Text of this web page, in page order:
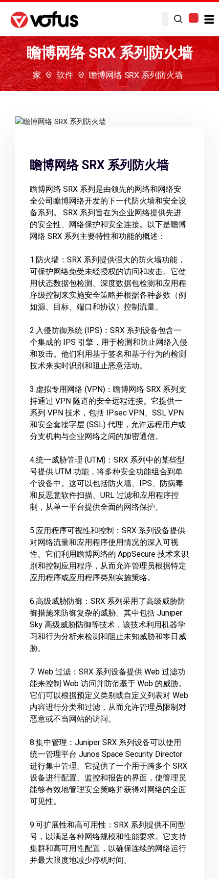
瞻博网络 SRX 系列防火墙
家 软件 瞻博网络 SRX 系列防火墙
瞻博网络 SRX 系列防火墙
瞻博网络 SRX 系列是由领先的网络和网络安
全公司瞻博网络开发的下一代防火墙和安全设
备系列。 SRX 系列旨在为企业网络提供先进
的安全性、网络保护和安全连接。以下是瞻博
网络 SRX 系列主要特性和功能的概述：
1.防火墙：SRX 系列提供强大的防火墙功能，
可保护网络免受未经授权的访问和攻击。它使
用状态数据包检测、深度数据包检测和应用程
序级控制来实施安全策略并根据各种参数（例
如源、目标、端口和协议）控制流量。
2.入侵防御系统 (IPS)：SRX 系列设备包含一
个集成的 IPS 引擎，用于检测和防止网络入侵
和攻击。他们利用基于签名和基于行为的检测
技术来实时识别和阻止恶意活动。
3.虚拟专用网络 (VPN)：瞻博网络 SRX 系列支
持通过 VPN 隧道的安全远程连接。它提供一
系列 VPN 技术，包括 IPsec VPN、SSL VPN
和安全套接字层 (SSL) 代理，允许远程用户或
分支机构与企业网络之间的加密通信。
4.统一威胁管理 (UTM)：SRX 系列中的某些型
号提供 UTM 功能，将多种安全功能组合到单
个设备中。这可以包括防火墙、IPS、防病毒
和反恶意软件扫描、URL 过滤和应用程序控
制，从单一平台提供全面的网络保护。
5.应用程序可视性和控制：SRX 系列设备提供
对网络流量和应用程序使用情况的深入可视
性。它们利用瞻博网络的 AppSecure 技术来识
别和控制应用程序，从而允许管理员根据特定
应用程序或应用程序类别实施策略。
6.高级威胁防御：SRX 系列采用了高级威胁防
御措施来防御复杂的威胁。其中包括 Juniper
Sky 高级威胁防御等技术，该技术利用机器学
习和行为分析来检测和阻止未知威胁和零日威
胁。
7. Web 过滤：SRX 系列设备提供 Web 过滤功
能来控制 Web 访问并防范基于 Web 的威胁。
它们可以根据预定义类别或自定义列表对 Web
内容进行分类和过滤，从而允许管理员限制对
恶意或不当网站的访问。
8.集中管理：Juniper SRX 系列设备可以使用
统一管理平台 Junos Space Security Director
进行集中管理。它提供了一个用于跨多个 SRX
设备进行配置、监控和报告的界面，使管理员
能够有效地管理安全策略并获得对网络的全面
可见性。
9.可扩展性和高可用性：SRX 系列提供不同型
号，以满足各种网络规模和性能要求。它支持
集群和高可用性配置，以确保连续的网络运行
并最大限度地减少停机时间。